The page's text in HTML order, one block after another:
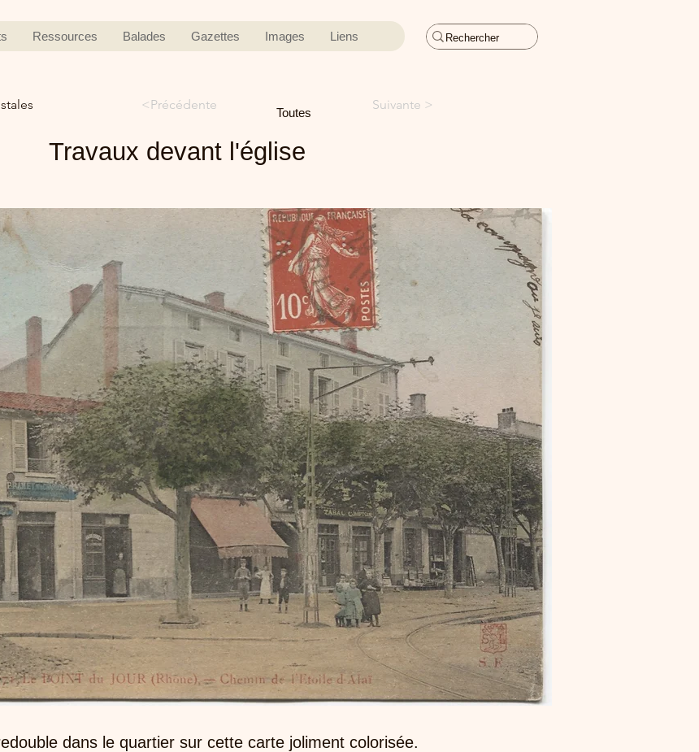
Ressources Balades Gazettes Images Liens
<Précédente
Toutes
Suivante >
Travaux devant l'église
dans le quartier sur cette carte joliment colorisée.